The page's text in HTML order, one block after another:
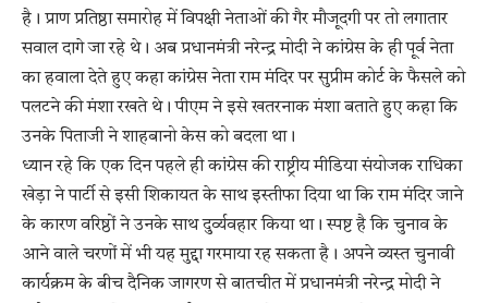
है। प्राण प्रतिष्ठा समारोह में विपक्षी नेताओं की गैर मौजूदगी पर तो लगातार
सवाल दागे जा रहे थे। अब प्रधानमंत्री नरेन्द्र मोदी ने कांग्रेस के ही पूर्व नेता
का हवाला देते हुए कहा कांग्रेस नेता राम मंदिर पर सुप्रीम कोर्ट के फैसले को
पलटने की मंशा रखते थे। पीएम ने इसे खतरनाक मंशा बताते हुए कहा कि
उनके पिताजी ने शाहबानो केस को बदला था।
ध्यान रहे कि एक दिन पहले ही कांग्रेस की राष्ट्रीय मीडिया संयोजक राधिका
खेड़ा ने पार्टी से इसी शिकायत के साथ इस्तीफा दिया था कि राम मंदिर जाने
के कारण वरिष्ठों ने उनके साथ दु‌र्व्यवहार किया था। स्पष्ट है कि चुनाव के
आने वाले चरणों में भी यह मुद्दा गरमाया रह सकता है। अपने व्यस्त चुनावी
कार्यक्रम के बीच दैनिक जागरण से बातचीत में प्रधानमंत्री नरेन्द्र मोदी ने